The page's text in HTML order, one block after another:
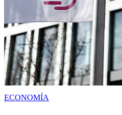
ECONOMÍA